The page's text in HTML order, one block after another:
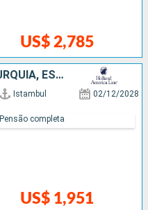
US$ 2,785
ESTADOS UNIDOS, ITÁLIA, TURQUIA, ESPANHA, GRÉCIA
Istambul 02/12/2028
US$ 1,951
Pensão completa